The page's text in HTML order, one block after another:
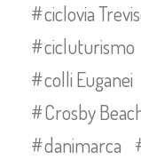
ciclovia
cicluturismo
colli Euganei
Crosby
danimarca